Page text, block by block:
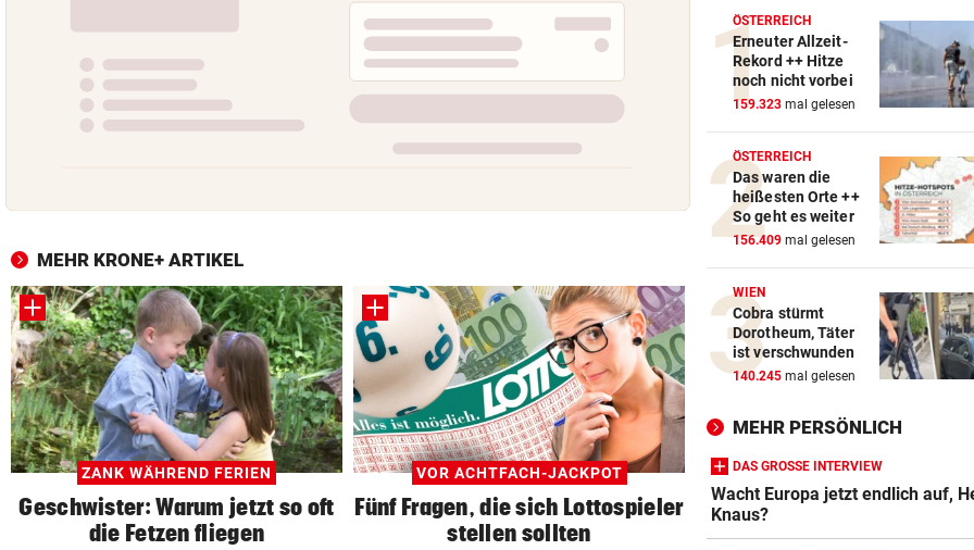
MEHR KRONE+ ARTIKEL
ZANK WÄHREND FERIEN
Geschwister: Warum jetzt so oft
die Fetzen fliegen
VOR ACHTFACH-JACKPOT
Fünf Fragen, die sich Lottospieler
stellen sollten
Gall behauptet Burgos-
vor dem Schlusstag!
BEI POLEN-CHALLENGER vor
Nervenstarker Schwärzler
ins Halbfinale ein
ZANK WÄHREND FERIEN vor 2
Geschwister: Warum jetzt
die Fetzen fliegen
„WILL NICHT WEINEN“
Brooks Nader mega hot
„Baywatch“-Abschluss
STROMKABEL DURCHTRENNT vor 2
Deutsche Bahn: Ermittlungen
nach Sabotageversuch
LAIMER IN DER STARTELF vor 2
Bayern bestehen Härtetest
gegen England-Klub
ÖSTERREICH
Erneuter Allzeit-
Rekord ++ Hitze
noch nicht vorbei
159.323 mal gelesen
ÖSTERREICH
Das waren die
heißesten Orte ++
So geht es weiter
156.409 mal gelesen
WIEN
Cobra stürmt
Dorotheum, Täter
ist verschwunden
140.245 mal gelesen
MEHR PERSÖNLICH
DAS GROSSE INTERVIEW
Wacht Europa jetzt endlich auf,
Knaus?